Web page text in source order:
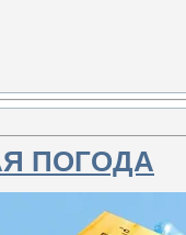
ПОГОДА